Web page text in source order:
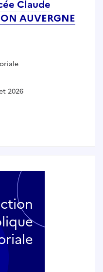
Claude
AUVERGNE
2026
DE PROPRETE DES